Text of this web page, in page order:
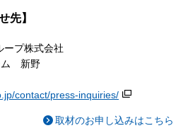
先】
ープ株式会社
ム 新野
contact/press-inquiries/
取材のお申し込みはこちら